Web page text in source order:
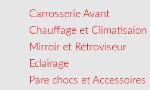
Carrosserie Avant
Chauffage et Climatisaion
Mirroir et Rétroviseur
Eclairage
Pare chocs et Accessoires